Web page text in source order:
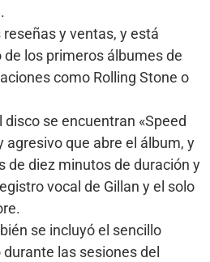
y ventas, y está
los primeros álbumes de
como Rolling Stone o
se encuentran «Speed
agresivo que abre el álbum, y
de diez minutos de duración y
vocal de Gillan y el solo
se incluyó el sencillo
las sesiones del